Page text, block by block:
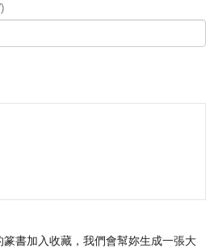
書加入收藏，我們會幫妳生成一張大